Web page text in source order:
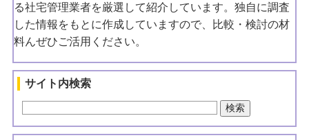
る社宅管理業者を厳選して紹介しています。独自に調査
した情報をもとに作成していますので、比較・検討の材
料んぜひご活用ください。
サイト内検索